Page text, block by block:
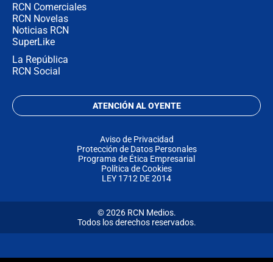
RCN Comerciales
RCN Novelas
Noticias RCN
SuperLike
La República
RCN Social
ATENCIÓN AL OYENTE
Aviso de Privacidad
Protección de Datos Personales
Programa de Ética Empresarial
Política de Cookies
LEY 1712 DE 2014
© 2026 RCN Medios.
Todos los derechos reservados.